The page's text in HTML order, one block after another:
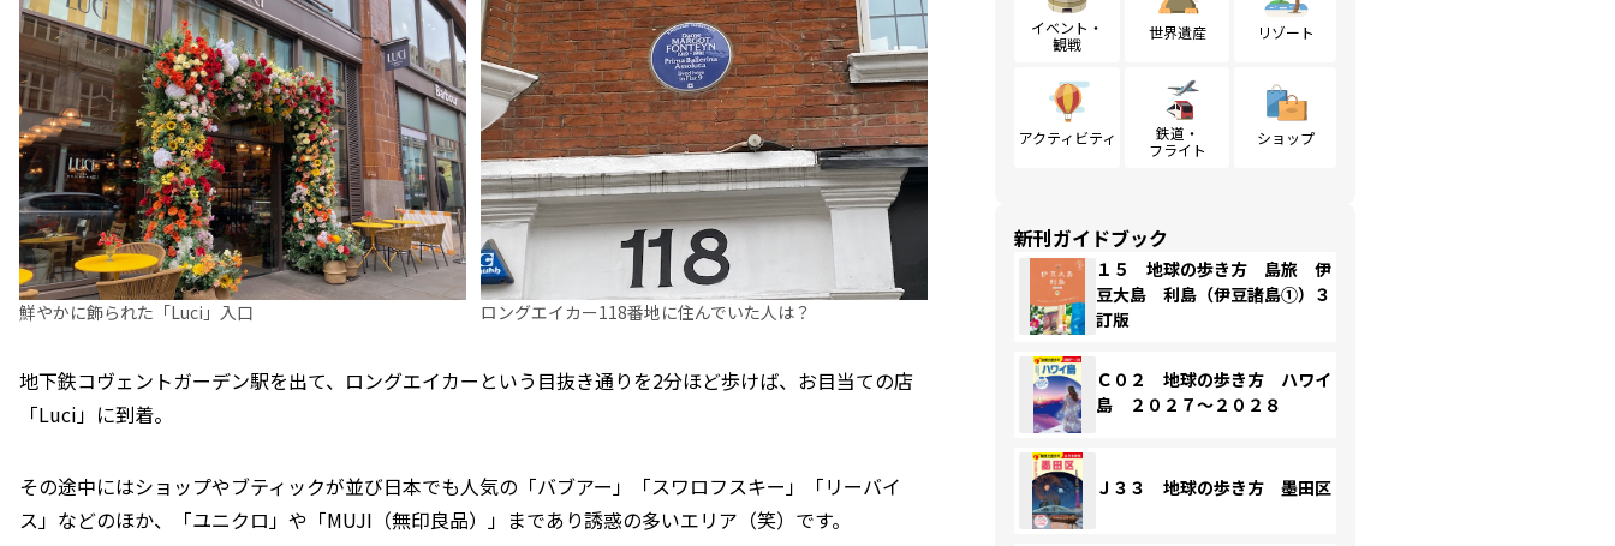
鮮やかに飾られた「Luci」入口 ロングエイカー118番地に住んでいた人は？
地下鉄コヴェントガーデン駅を出て、ロングエイカーという目抜き通りを2分ほど歩けば、お目当ての店
「Luci」に到着。
その途中にはショップやブティックが並び日本でも人気の「バブアー」「スワロフスキー」「リーバイ
ス」などのほか、「ユニクロ」や「MUJI（無印良品）」まであり誘惑の多いエリア（笑）です。
イベント・
観戦
世界遺産 リゾート
アクティビティ
鉄道・
フライト
ショップ
新刊ガイドブック
１５ 地球の歩き方 島旅 伊
豆大島 利島（伊豆諸島①）３
訂版
Ｃ０２ 地球の歩き方 ハワイ
島 ２０２７～２０２８
Ｊ３３ 地球の歩き方 墨田区